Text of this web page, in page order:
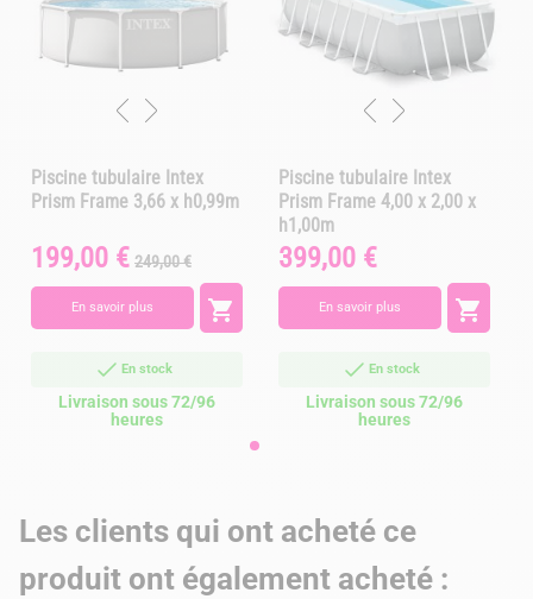
Piscine tubulaire Intex
Prism Frame 3,66 x h0,99m
Prix
199,00 € Prix
base
249,00 €
En savoir plus 
En stock
Livraison sous 72/96
heures
Piscine tubulaire Intex
Prism Frame 4,00 x 2,00 x
h1,00m
Prix
399,00 €
En savoir plus 
En stock
Livraison sous 72/96
heures
Les clients qui ont acheté ce
produit ont également acheté :